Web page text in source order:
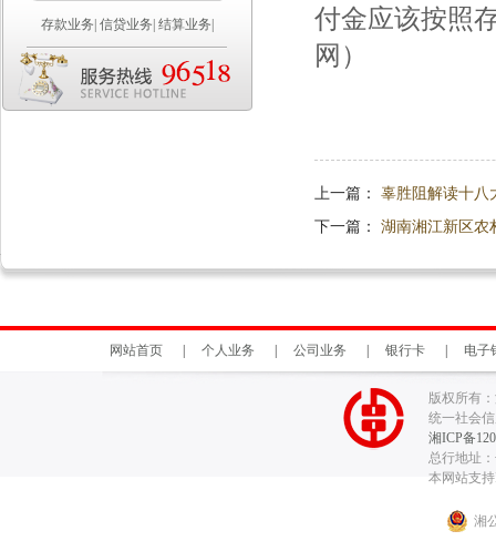
存款业务 信贷业务 结算业务
付金应该按照
网）
上一篇： 辜胜阻解读十八
下一篇： 湖南湘江新区农
网站首页 个人业务 公司业务 银行卡 电子
版权所有
统一社会信
湘ICP备
总行地址
本网站支
湘